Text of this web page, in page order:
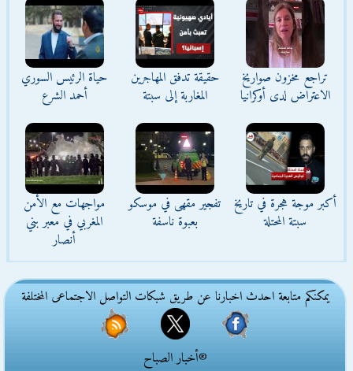
تراجع مخزون صواريخ
الاعتراض لدى أوكرانيا
حقيقة تدفق المهاجرين
المغاربة إلى سبتة
حياة الرئيس السوري
أحمد الشرع
أكبر موجة هجرة في تاريخ
سبتة المحتلة
تفجير مقهى في موسكو
بعبوة ناسفة
مواجهات مع الأمن
المغربي في معبر بني
أنصار
يمكنكم متابعة احدث اخبارنا عن طريق شبكات التواصل الاجتماعى المختلفة
®أخبار الصباح